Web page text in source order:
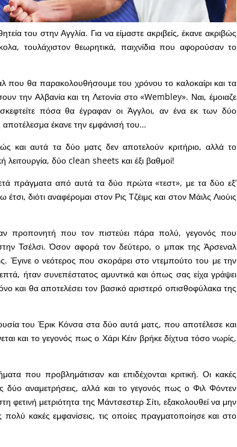
του στην Αγγλία. Για να είμαστε ακριβείς, έκανε ακριβώς
τουλάχιστον θεωρητικά, παιχνίδια που αφορούσαν το
που θα παρακολουθήσουμε του χρόνου το καλοκαίρι και τα
την Αλβανία και τη Λετονία στο «Wembley». Ναι, έμοιαζε
πόσα θα έγραφαν οι Άγγλοι, αν ένα εκ των δύο
αποτέλεσμα έκανε την εμφάνισή του…
και αυτά τα δύο ματς δεν αποτελούν κριτήριο, αλλά το
λειτουργία, δύο clean sheets και έξι βαθμοί!
πράγματα από αυτά τα δύο πρώτα «τεστ», με τα δύο εξ’
διότι αναφέρομαι στον Ρις Τζέιμς και στον Μάιλς Λιούις
προπονητή που τον πιστεύει πάρα πολύ, γεγονός που
Τσέλσι. Όσον αφορά τον δεύτερο, ο μπακ της Άρσεναλ
Έγινε ο νεότερος που σκοράρει στο ντεμπούτο του με την
ήταν συνεπέστατος αμυντικά και όπως σας είχα γράψει
και θα αποτελέσει τον βασικό αριστερό οπισθοφύλακα της
του Έρικ Κόνσα στα δύο αυτά ματς, που αποτέλεσε και
και το γεγονός πως ο Χάρι Κέιν βρήκε δίχτυα τόσο νωρίς,
που προβλημάτισαν και επιδέχονται κριτική. Οι κακές
δύο αναμετρήσεις, αλλά και το γεγονός πως ο Φιλ Φόντεν
φετινή μετριότητα της Μάντσεστερ Σίτι, εξακολουθεί να μην
πολύ κακές εμφανίσεις, τις οποίες πραγματοποίησε και στο